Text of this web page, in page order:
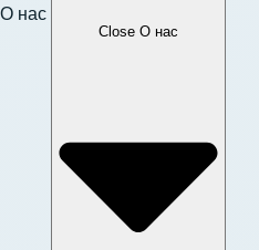
О нас
Close О нас